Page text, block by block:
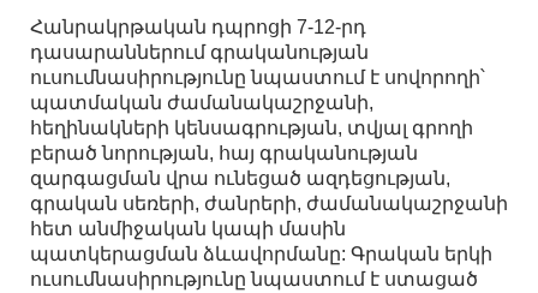
Հանրակրթական դպրոցի 7-12-րդ
դասարաններում գրականության
ուսումնասիրությունը նպաստում է սովորողի՝
պատմական ժամանակաշրջանի,
հեղինակների կենսագրության, տվյալ գրողի
բերած նորության, հայ գրականության
զարգացման վրա ունեցած ազդեցության,
գրական սեռերի, ժանրերի, ժամանակաշրջանի
հետ անմիջական կապի մասին
պատկերացման ձևավորմանը: Գրական երկի
ուսումնասիրությունը նպաստում է ստացած